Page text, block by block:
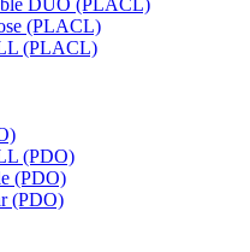
DUO (PLACL)
(PLACL)
(PLACL)
(PDO)
(PDO)
(PDO)